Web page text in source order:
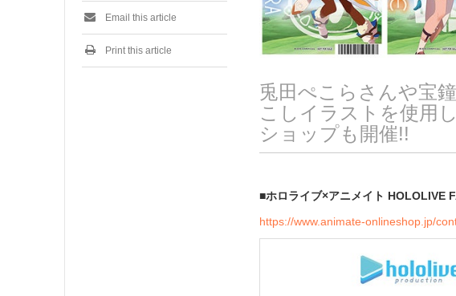
兎田ぺこらさんや宝
こしイラストを使用
ショップも開催!!
■ホロライブ×アニメイト HOLOLIVE
https://www.animate-onlineshop.jp/
Email this article
Print this article